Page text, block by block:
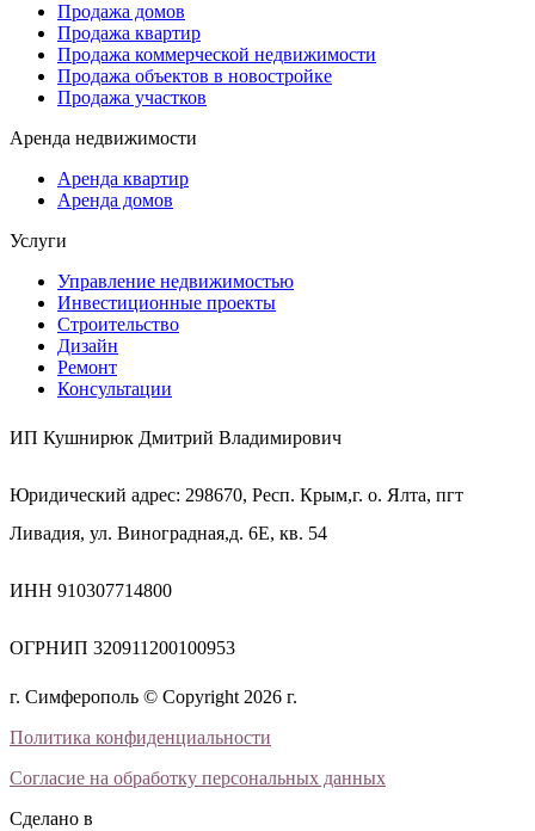
Продажа домов
Продажа квартир
Продажа коммерческой недвижимости
Продажа объектов в новостройке
Продажа участков
Аренда недвижимости
Аренда квартир
Аренда домов
Услуги
Управление недвижимостью
Инвестиционные проекты
Строительство
Дизайн
Ремонт
Консультации
ИП Кушнирюк Дмитрий Владимирович
Юридический адрес: 298670, Респ. Крым,г. о. Ялта, пгт
Ливадия, ул. Виноградная,д. 6Е, кв. 54
ИНН 910307714800
ОГРНИП 320911200100953
г. Симферополь © Copyright 2026 г.
Политика конфиденциальности
Согласие на обработку персональных данных
Сделано в